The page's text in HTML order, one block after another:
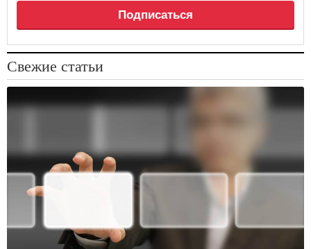
Подписаться
Свежие статьи